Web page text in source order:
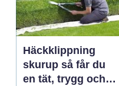
Häckklippning
skurup så får du
en tät, trygg och